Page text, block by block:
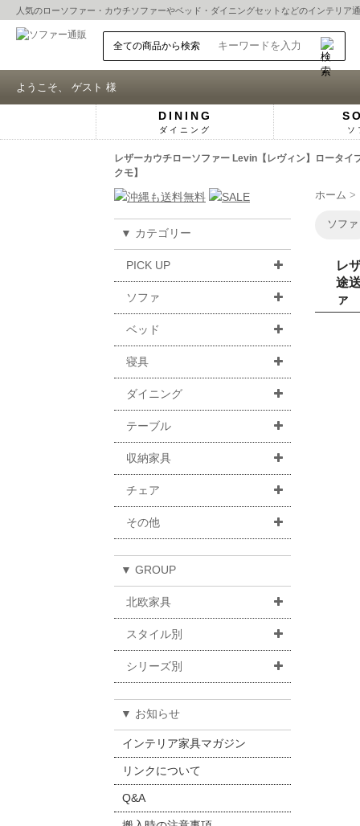
人気のローソファー ・ カウチソファーやベッド ・ ダイニングセット などのインテリア
ようこそ、 ゲスト 様
DINING
ダイニング ソ
レザーカウチローソファー Levin【レヴィン】ロータ
クモ】
▼ カテゴリー
PICK UP
ソファ
ベッド
寝具
ダイニング
テーブル
収納家具
チェア
その他
▼ GROUP
北欧家具
スタイル別
シリーズ別
▼ お知らせ
インテリア家具マガジン
リンクについて
Q&A
ホーム
ソファ
レ
途
ァ